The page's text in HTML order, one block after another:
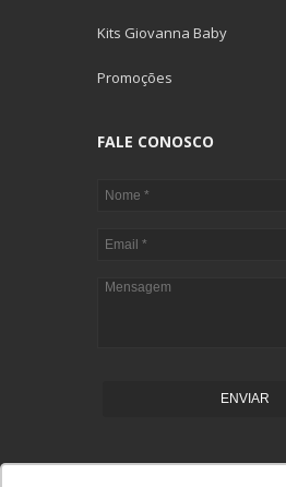
Kits Giovanna Baby
Promoções
FALE CONOSCO
ENVIAR